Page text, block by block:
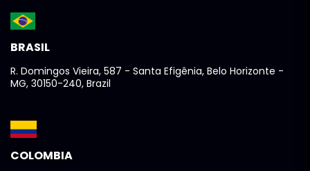
BRASIL
R. Domingos Vieira, 587 - Santa Efigênia, Belo Horizonte -
MG, 30150-240, Brazil
COLOMBIA